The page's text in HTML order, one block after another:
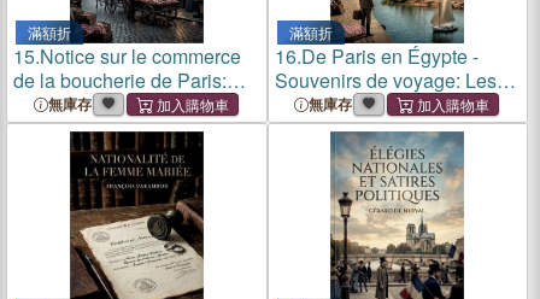
滿額折
15.Notice sur le commerce
de la boucherie de Paris:
Une analyse du commerce
de la boucherie à Paris au
XIXe siècle, ses enjeux
économiques et sociaux
無庫存
滿額折
16.De Paris en Égypte -
Souvenirs de voyage: Les
souvenirs de voyage d'un
écrivain français en Égypte
au XIXe siècle, offrant un
aperçu des paysages, des
無庫存